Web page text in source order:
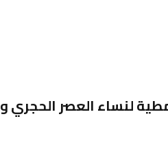
لنساء العصر الحجري